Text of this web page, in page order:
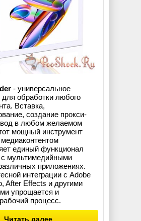
- универсальное
обработки любого
Вставка,
создание прокси-
в любом желаемом
мощный инструмент
единый функционал
мультимедийными
приложениях.
интеграции с Adobe
After Effects и другими
упрощается и
процесс.
Читать далее